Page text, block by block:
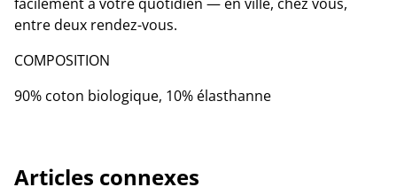
entre deux rendez-vous.
COMPOSITION
90% coton biologique, 10% élasthanne
Articles connexes